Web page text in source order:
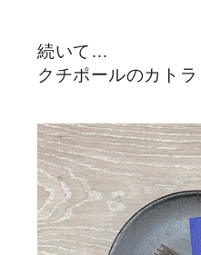
続いて…
クチポールのカトラ